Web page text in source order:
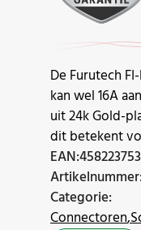
De Furutech
kan wel 16A
uit 24k Gold-
dit betekent
EAN:
Categorie:
Connectoren